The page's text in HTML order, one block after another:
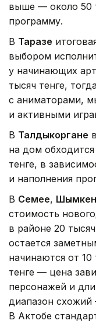
выше — около 50
программу.
В Таразе
выбором
у начинающих
тысяч тенге,
с аниматорами,
и активными
В Талдыкоргане
на дом
тенге, в
и наполнения
В Семее,
стоимость
в районе 20
остается
начинаются от
тенге — цена
персонажей и
диапазон схожий
В Актобе